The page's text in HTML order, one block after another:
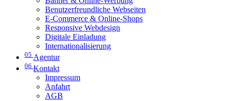
Benutzerfreundliche Webseiten
E-Commerce & Online-Shops
Responsive Webdesign
Digitale Einladung
Internationalisierung
05 Agentur
06 Kontakt
Impressum
Anfahrt
AGB